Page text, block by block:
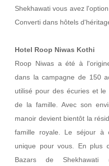
Shekhawati vous avez
Converti dans hôtels
Hotel Roop Niwas Kothi
Roop Niwas a été à
dans la campagne de 150
utilisé pour des écuries et
de la famille. Avec son
manoir devient bientôt la
famille royale. Le séjour à
unique pour vous. En plus
Bazars de Shekhawati